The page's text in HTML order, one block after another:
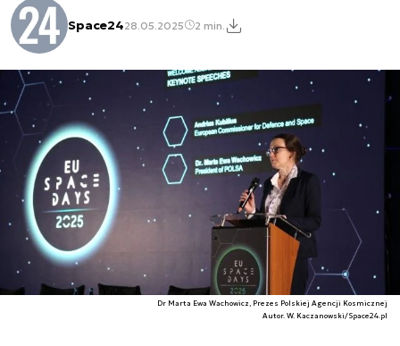
Space2428.05.2025 2 min.
Dr Marta Ewa Wachowicz, Prezes Polskiej Agencji Kosmicznej
Autor. W. Kaczanowski/Space24.pl